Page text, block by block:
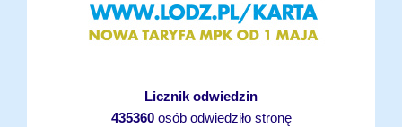
Licznik odwiedzin
435360osób odwiedziło stronę